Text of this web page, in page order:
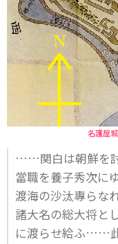
名護屋
……関白は朝鮮を
當職を養子秀次に
渡海の沙汰專らな
諸大名の総大将と
に渡らせ給ふ……